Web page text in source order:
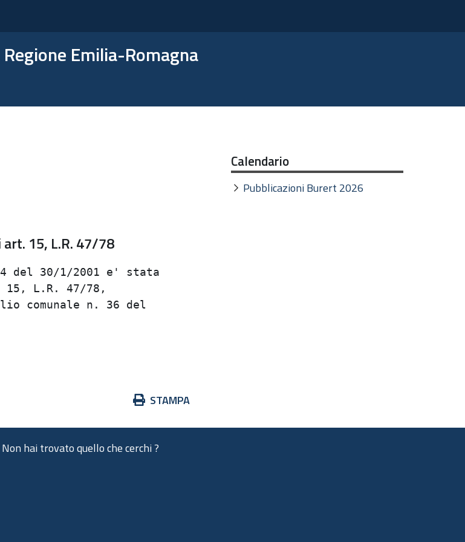
Emilia-Romagna
15, L.R. 47/78
n. 4 del 30/1/2001 e' stata
PRG, art. 15, L.R. 47/78,
Consiglio comunale n. 36 del
DEL SETTORE
Azioni
documento
STAMPA
Calendario
Pubblicazioni Burert 2026
Non hai trovato quello che cerchi ?